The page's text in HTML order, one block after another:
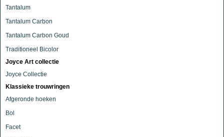
Tantalum
Tantalum Carbon
Tantalum Carbon Goud
Traditioneel Bicolor
Joyce Art collectie
Joyce Collectie
Klassieke trouwringen
Afgeronde hoeken
Bol
Facet